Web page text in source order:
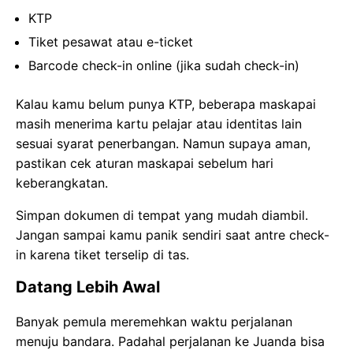
KTP
Tiket pesawat atau e-ticket
Barcode check-in online (jika sudah check-in)
Kalau kamu belum punya KTP, beberapa maskapai
masih menerima kartu pelajar atau identitas lain
sesuai syarat penerbangan. Namun supaya aman,
pastikan cek aturan maskapai sebelum hari
keberangkatan.
Simpan dokumen di tempat yang mudah diambil.
Jangan sampai kamu panik sendiri saat antre check-
in karena tiket terselip di tas.
Datang Lebih Awal
Banyak pemula meremehkan waktu perjalanan
menuju bandara. Padahal perjalanan ke Juanda bisa